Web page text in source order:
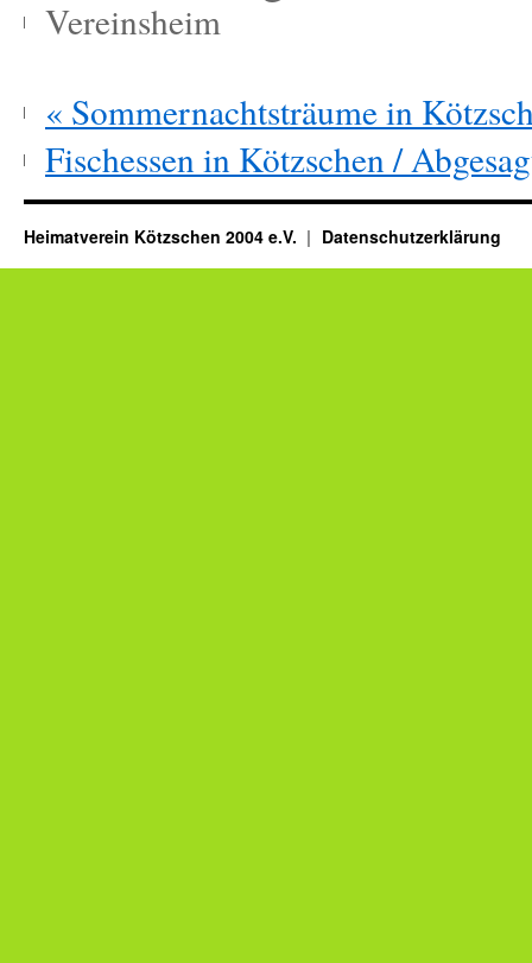
Vereinsheim
« Sommernachtsträume in
Fischessen in Kötzschen /
Heimatverein Kötzschen 2004 e.V. Datenschutzerklärung